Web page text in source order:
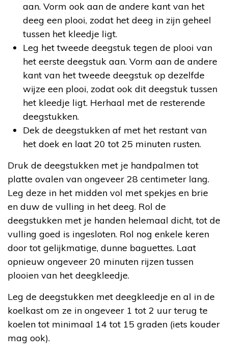
aan. Vorm ook aan de andere kant van het
deeg een plooi, zodat het deeg in zijn geheel
tussen het kleedje ligt.
Leg het tweede deegstuk tegen de plooi van
het eerste deegstuk aan. Vorm aan de andere
kant van het tweede deegstuk op dezelfde
wijze een plooi, zodat ook dit deegstuk tussen
het kleedje ligt. Herhaal met de resterende
deegstukken.
Dek de deegstukken af met het restant van
het doek en laat 20 tot 25 minuten rusten.
Druk de deegstukken met je handpalmen tot
platte ovalen van ongeveer 28 centimeter lang.
Leg deze in het midden vol met spekjes en brie
en duw de vulling in het deeg. Rol de
deegstukken met je handen helemaal dicht, tot de
vulling goed is ingesloten. Rol nog enkele keren
door tot gelijkmatige, dunne baguettes. Laat
opnieuw ongeveer 20 minuten rijzen tussen
plooien van het deegkleedje.
Leg de deegstukken met deegkleedje en al in de
koelkast om ze in ongeveer 1 tot 2 uur terug te
koelen tot minimaal 14 tot 15 graden (iets kouder
mag ook).